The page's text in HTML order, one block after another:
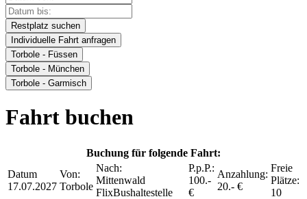
Restplatz suchen
Individuelle Fahrt anfragen
Torbole - Füssen
Torbole - München
Torbole - Garmisch
Fahrt buchen
Buchung für folgende Fahrt:
Datum
17.07.2027
Von:
Torbole
Nach:
Mittenwald
FlixBushaltestelle
P.p.P.:
100.-
€
Anzahlung:
20.- €
Freie
Plätze:
10